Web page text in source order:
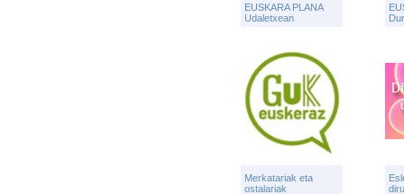
EUSKARA PLANA
Udaletxean
Merkatariak eta
ostalariak